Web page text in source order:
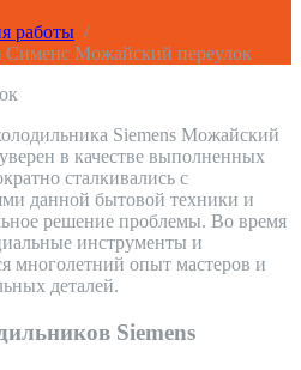
работы /
Сименс Можайский переулок
Siemens Можайский
в качестве выполненных
сталкивались с
данной бытовой техники и
решение проблемы. Во время
инструменты и
многолетний опыт мастеров и
деталей.
Siemens